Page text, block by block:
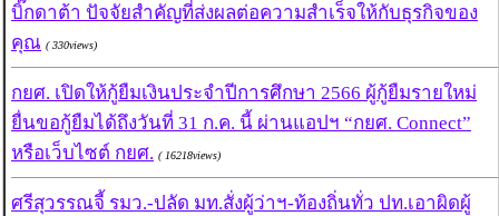
บิ๊กดาต้า ปัจจัยสำคัญที่ส่งผลต่อความสำเร็จให้กับธุรกิจของ
คุณ ( 330views)
กยศ. เปิดให้กู้ยืมเงินประจำปีการศึกษา 2566 ผู้กู้ยืมรายใหม่
ยื่นขอกู้ยืมได้ถึงวันที่ 31 ก.ค. นี้ ผ่านแอปฯ “กยศ. Connect”
หรือเว็บไซต์ กยศ. ( 16218views)
ศรีสุวรรณจี้ รมว.-ปลัด มท.สั่งผู้ว่าฯ-ท้องถิ่นทั่ว ปท.เอาผิดผู้